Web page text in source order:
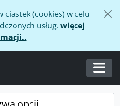
ciastek (cookies) w celu
usług. więcej